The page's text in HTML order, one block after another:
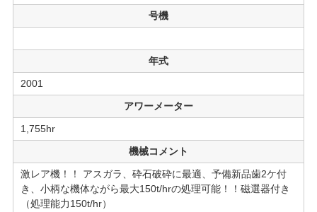
号機
年式
2001
アワーメーター
1,755hr
機械コメント
激レア機！！ アスガラ、砕石破砕に最適、予備新品歯2ケ付
き、小柄な機体ながら最大150t/hrの処理可能！！磁選器付き
（処理能力150t/hr）